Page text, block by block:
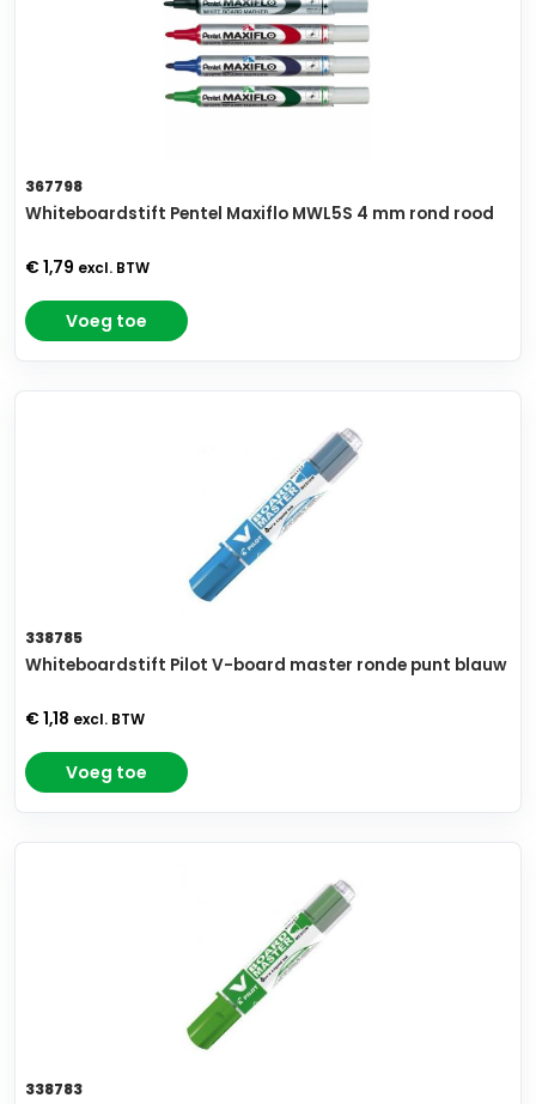
367798
Whiteboardstift Pentel Maxiflo MWL5S 4 mm rond rood
€ 1,79 excl. BTW
Voeg toe
338785
Whiteboardstift Pilot V-board master ronde punt blauw
€ 1,18 excl. BTW
Voeg toe
338783